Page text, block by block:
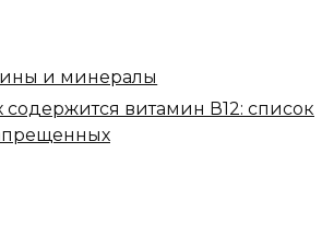
и минералы
содержится витамин В12: список